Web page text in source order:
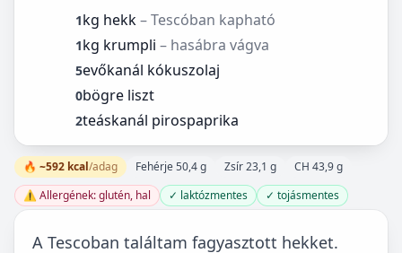
1kg hekk– Tescóban kapható
1kg krumpli – hasábra vágva
5evőkanál kókuszolaj
0bögre liszt
2teáskanál pirospaprika
🔥 ~592 kcal/adag Fehérje 50,4 g Zsír 23,1 g
CH 43,9 g
⚠️ Allergének: glutén, hal
✓ laktózmentes ✓ tojásmentes
A Tescoban találtam fagyasztott hekket.